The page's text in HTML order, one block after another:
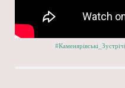
#Каменярівські_Зустрічі